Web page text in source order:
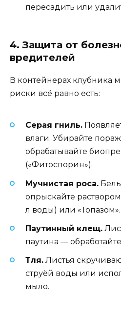
пересадить или
4. Защита от
вредителей
В контейнерах клубника
риски всё равно есть:
Серая гниль.
влаги. Убирайте
обрабатывайте
(«Фитоспорин»).
Мучнистая роса.
опрыскайте раствором
л воды) или «Топазом».
Паутинный клещ.
паутина —
Тля. Листья
струёй воды или
мыло.